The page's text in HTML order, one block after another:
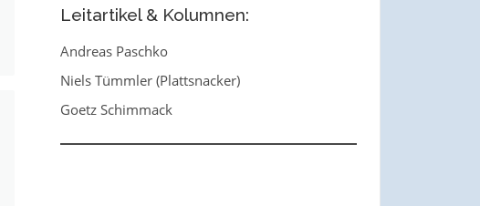
Leitartikel & Kolumnen:
Andreas Paschko
Niels Tümmler (Plattsnacker)
Goetz Schimmack